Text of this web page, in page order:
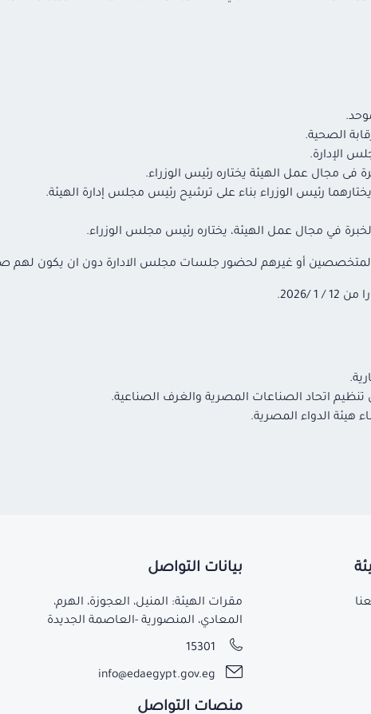
الصحية.
الإدارة.
مجال عمل الهيئة يختاره رئيس الوزراء.
رئيس الوزراء بناء على ترشيح رئيس مجلس إدارة الهيئة.
في مجال عمل الهيئة، يختاره رئيس مجلس الوزراء.
أو غيرهم لحضور جلسات مجلس الادارة دون ان يكون لهم
2026.
بيانات التواصل
مقرات الهيئة: المنيل، العجوزة، الهرم،
المعادي، المنصورية -العاصمة الجديدة
15301
info@edaegypt.gov.eg
منصات التواصل